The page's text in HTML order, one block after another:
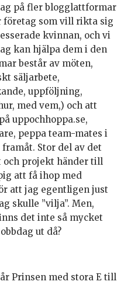
på fler blogglattformar
företag som vill rikta sig
kvinnan, och vi
kan hjälpa dem i den
består av möten,
säljarbete,
uppföljning,
med vem,) och att
uppochhoppa.se,
peppa team-mates i
Stor del av det
och projekt händer till
att få ihop med
att jag egentligen just
skulle ”vilja”. Men,
det inte så mycket
ut då?
Prinsen med stora E till